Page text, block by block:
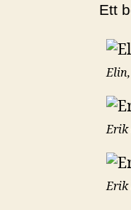
Ett
Erik
Erik